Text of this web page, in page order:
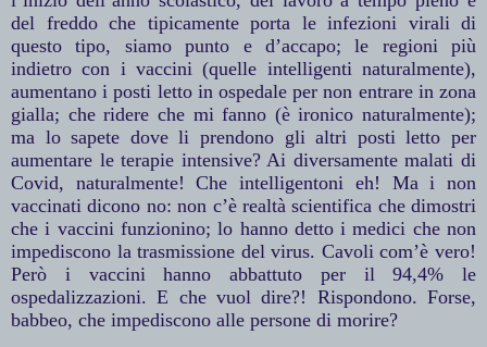
del freddo che tipicamente porta le infezioni virali di
questo tipo, siamo punto e d’accapo; le regioni più
indietro con i vaccini (quelle intelligenti naturalmente),
aumentano i posti letto in ospedale per non entrare in zona
gialla; che ridere che mi fanno (è ironico naturalmente);
ma lo sapete dove li prendono gli altri posti letto per
aumentare le terapie intensive? Ai diversamente malati di
Covid, naturalmente! Che intelligentoni eh! Ma i non
vaccinati dicono no: non c’è realtà scientifica che dimostri
che i vaccini funzionino; lo hanno detto i medici che non
impediscono la trasmissione del virus. Cavoli com’è vero!
Però i vaccini hanno abbattuto per il 94,4% le
ospedalizzazioni. E che vuol dire?! Rispondono. Forse,
babbeo, che impediscono alle persone di morire?